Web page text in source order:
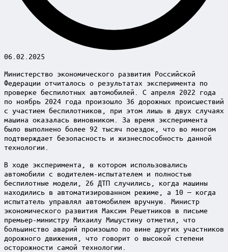
06.02.2025
Министерство экономического развития Российской
Федерации отчиталось о результатах эксперимента по
проверке беспилотных автомобилей. С апреля 2022 года
по ноябрь 2024 года произошло 36 дорожных происшествий
с участием беспилотников, при этом лишь в двух случаях
машина оказалась виновником. За время эксперимента
было выполнено более 92 тысяч поездок, что во многом
подтверждает безопасность и жизнеспособность данной
технологии.
В ходе эксперимента, в котором использовались
автомобили с водителем-испытателем и полностью
беспилотные модели, 26 ДТП случились, когда машины
находились в автоматизированном режиме, а 10 — когда
испытатель управлял автомобилем вручную. Министр
экономического развития Максим Решетников в письме
премьер-министру Михаилу Мишустину отметил, что
большинство аварий произошло по вине других участников
дорожного движения, что говорит о высокой степени
осторожности самой технологии.